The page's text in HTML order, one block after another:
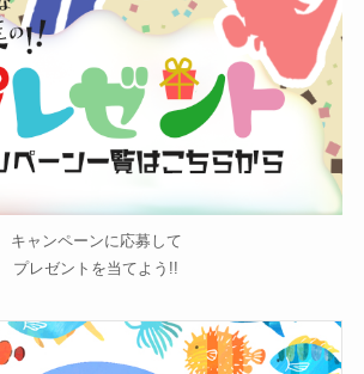
キャンペーンに応募して
プレゼントを当てよう!!